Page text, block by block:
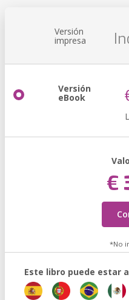
Versión
impresa
Versión
eBook
€
*No
Este libro puede estar